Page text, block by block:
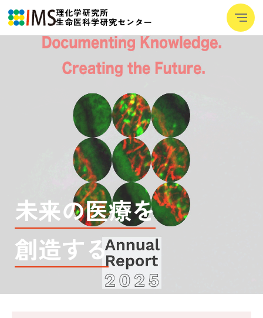
理化学研究所
生命医科学研究センター
─
─
─
研究者向けデータベース
ニュース
イベント
採用・人材育成
未来の医療を
創造する